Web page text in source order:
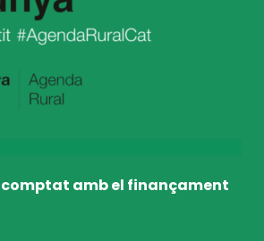
comptat amb el finançament